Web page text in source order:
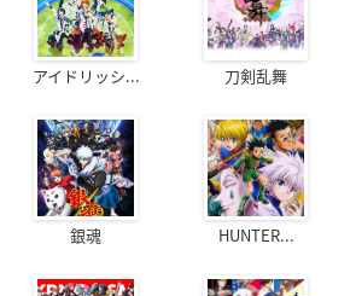
アイドリッシ... 刀剣乱舞
銀魂 HUNTER...